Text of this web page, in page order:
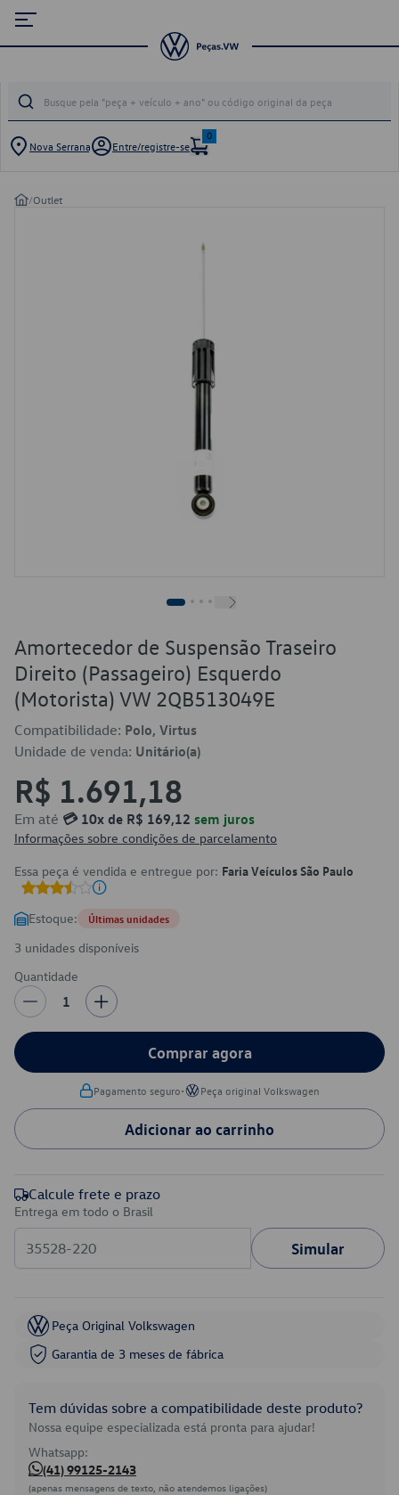
Nova Serrana Entre/registre-se
0
/Outlet
Amortecedor de Suspensão Traseiro
Direito (Passageiro) Esquerdo
(Motorista) VW 2QB513049E
Compatibilidade: Polo, Virtus
Unidade de venda: Unitário(a)
R$ 1.691,18
Em até 💳 10x de R$ 169,12 sem juros
Informações sobre condições de parcelamento
Essa peça é vendida e entregue por: Faria Veículos São Paulo
Estoque: Últimas unidades
3 unidades disponíveis
Quantidade
1
Comprar agora
Pagamento seguro• Peça original Volkswagen
Adicionar ao carrinho
Calcule frete e prazo
Entrega em todo o Brasil
Simular
Peça Original Volkswagen
Garantia de 3 meses de fábrica
Tem dúvidas sobre a compatibilidade deste produto?
Nossa equipe especializada está pronta para ajudar!
Whatsapp:
(41) 99125-2143
(apenas mensagens de texto, não atendemos ligações)